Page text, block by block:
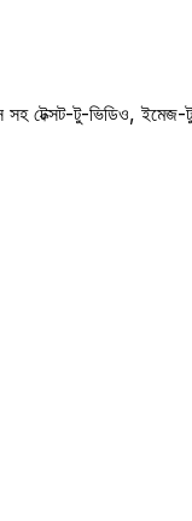
টু-ভিডিও, ইমেজ-